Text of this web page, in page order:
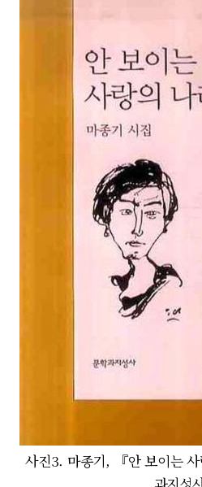
사진3. 마종기, 『안 보이는